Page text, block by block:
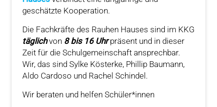
geschätzte Kooperation.
Die Fachkräfte des Rauhen Hauses sind im KKG
täglichvon 8 bis 16 Uhrpräsent und in dieser
Zeit für die Schulgemeinschaft ansprechbar.
Wir, das sind Sylke Kösterke, Phillip Baumann,
Aldo Cardoso und Rachel Schindel.
Wir beraten und helfen Schüler*innen